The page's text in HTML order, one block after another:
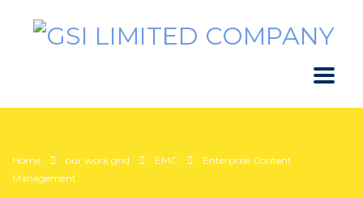
Home our work grid EMC
Enterprise Content
Management